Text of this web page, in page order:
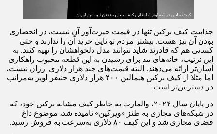
جذابیت کیف برکین تنها در قیمت حیرت‌آور آن نیست، در انحصاری
بودن آن نیز هست. بیشتر مردم توانایی خرید آن را ندارند و حتی
کسانی هم که قادرند شاید نتوانند مدل دلخواهشان را تهیه کنند. به
این ترتیب، خانه‌های مد برای رسیدن به این قطعه محبوب راهکاری
آسان‌تر ارائه می‌دهند. البته قیمت‌های چند هزار دلاری ارزان نیست،
اما مثلا از کیف برکین هیمالین ۲۰۰ هزار دلاری جنیفر لوپز به‌مراتب
در دسترس‌تر است.
در پایان سال ۲۰۲۴، والمارت به خاطر کیف مشابه برکین خود، که
در شبکه‌های مجازی به طنز «ویرکین» نامیده شد، موضوع داغ
فضای مجازی شد و این کیف ۸۰ دلاری به‌سرعت به فروش رسید.